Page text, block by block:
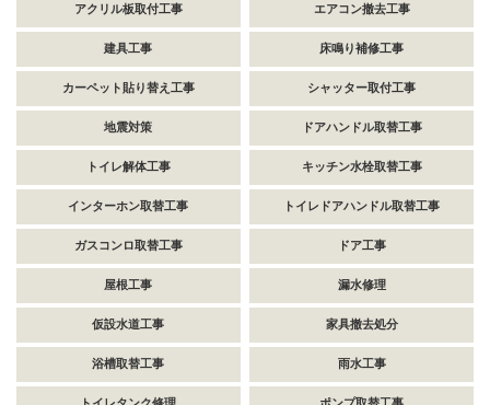
アクリル板取付工事 エアコン撤去工事
建具工事 床鳴り補修工事
カーペット貼り替え工事 シャッター取付工事
地震対策 ドアハンドル取替工事
トイレ解体工事 キッチン水栓取替工事
インターホン取替工事 トイレドアハンドル取替工事
ガスコンロ取替工事 ドア工事
屋根工事 漏水修理
仮設水道工事 家具撤去処分
浴槽取替工事 雨水工事